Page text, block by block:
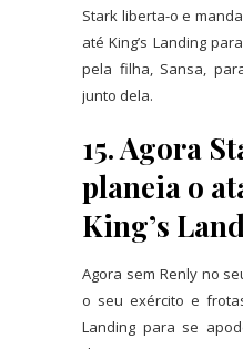
Stark liberta-o e
até King’s Landing
pela filha, Sansa,
junto dela.
15. Agora
planeia o
King’s
Agora sem Renly no
o seu exército e
Landing para se